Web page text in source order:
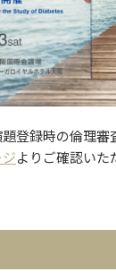
登録時の倫理審
よりご確認いた